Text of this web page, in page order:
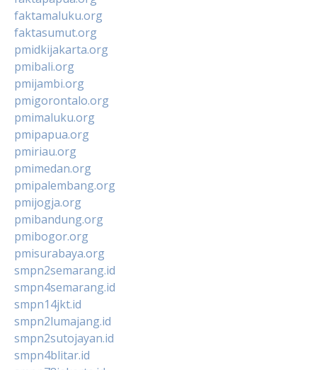
faktamaluku.org
faktasumut.org
pmidkijakarta.org
pmibali.org
pmijambi.org
pmigorontalo.org
pmimaluku.org
pmipapua.org
pmiriau.org
pmimedan.org
pmipalembang.org
pmijogja.org
pmibandung.org
pmibogor.org
pmisurabaya.org
smpn2semarang.id
smpn4semarang.id
smpn14jkt.id
smpn2lumajang.id
smpn2sutojayan.id
smpn4blitar.id